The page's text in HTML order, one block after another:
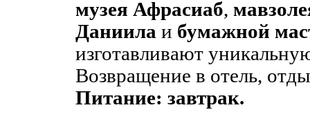
музея Афрасиаб,
Даниила и бумажной
изготавливают
Возвращение в отель,
Питание: завтрак.